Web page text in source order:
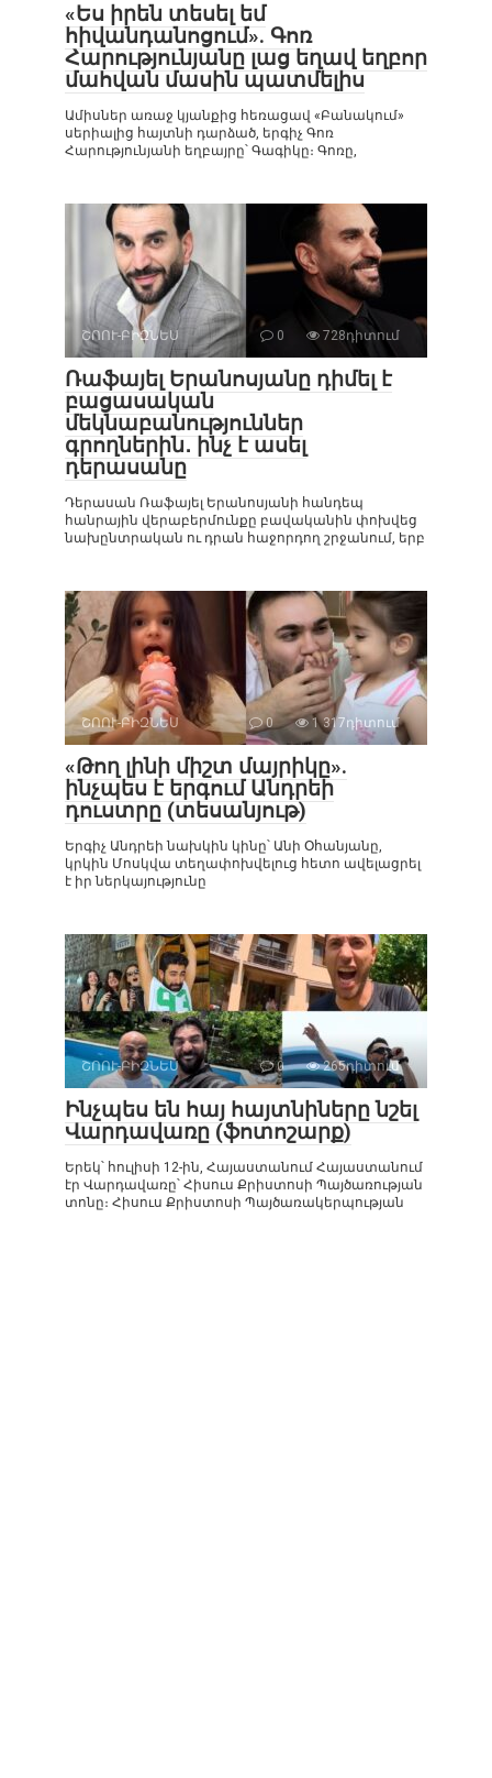
«Ես իրեն տեսել եմ
հիվանդանոցում». Գոռ
Հարությունյանը լաց եղավ եղբոր
մահվան մասին պատմելիս
Ամիսներ առաջ կյանքից հեռացավ «Բանակում»
սերիալից հայտնի դարձած, երգիչ Գոռ
Հարությունյանի եղբայրը՝ Գագիկը։ Գոռը,
ՇՈՈՒ-ԲԻԶՆԵՍ 0 728դիտում
Ռաֆայել Երանոսյանը դիմել է
բացասական
մեկնաբանություններ
գրողներին․ ինչ է ասել
դերասանը
Դերասան Ռաֆայել Երանոսյանի հանդեպ
հանրային վերաբերմունքը բավականին փոխվեց
նախընտրական ու դրան հաջորդող շրջանում, երբ
ՇՈՈՒ-ԲԻԶՆԵՍ 0 1 317դիտում
«Թող լինի միշտ մայրիկը».
ինչպես է երգում Անդրեի
դուստրը (տեսանյութ)
Երգիչ Անդրեի նախկին կինը՝ Անի Օհանյանը,
կրկին Մոսկվա տեղափոխվելուց հետո ավելացրել
է իր ներկայությունը
ՇՈՈՒ-ԲԻԶՆԵՍ 0 265դիտում
Ինչպես են հայ հայտնիները նշել
Վարդավառը (ֆոտոշարք)
Երեկ՝ հուլիսի 12-ին, Հայաստանում Հայաստանում
էր Վարդավառը՝ Հիսուս Քրիստոսի Պայծառության
տոնը։ Հիսուս Քրիստոսի Պայծառակերպության